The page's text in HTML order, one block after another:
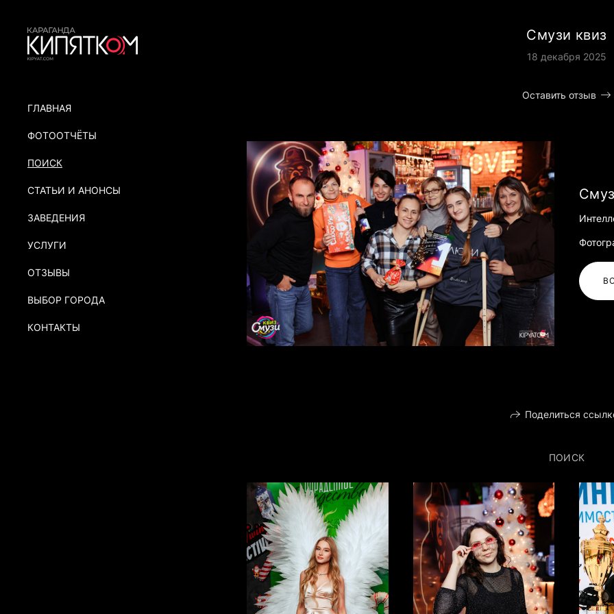
ГЛАВНАЯ
ФОТООТЧЁТЫ
ПОИСК
СТАТЬИ И АНОНСЫ
ЗАВЕДЕНИЯ
УСЛУГИ
ОТЗЫВЫ
ВЫБОР ГОРОДА
КОНТАКТЫ
Смузи квиз
18 декабря 2025
Оставить отзыв
Поделиться
ПОИСК